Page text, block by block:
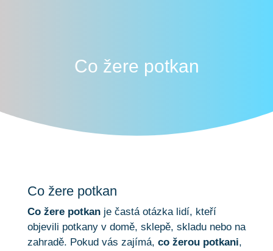
Co žere potkan
Co žere potkan
Co žere potkanje častá otázka lidí, kteří
objevili potkany v domě, sklepě, skladu nebo na
zahradě. Pokud vás zajímá, co žerou potkani,